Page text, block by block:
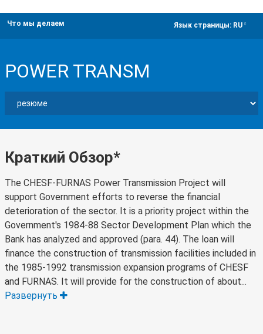
Что мы делаем Язык страницы: RU
POWER TRANSM
Краткий Обзор*
The CHESF-FURNAS Power Transmission Project will
support Government efforts to reverse the financial
deterioration of the sector. It is a priority project within the
Government's 1984-88 Sector Development Plan which the
Bank has analyzed and approved (para. 44). The loan will
finance the construction of transmission facilities included in
the 1985-1992 transmission expansion programs of CHESF
and FURNAS. It will provide for the construction of about...
Развернуть